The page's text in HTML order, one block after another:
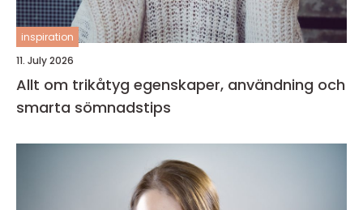
inspiration
11. July 2026
Allt om trikåtyg egenskaper, användning och
smarta sömnadstips